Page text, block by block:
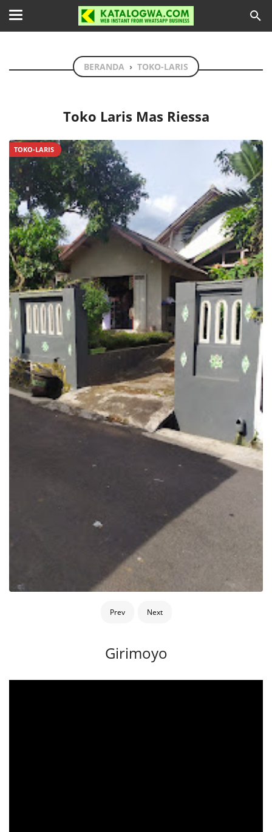
BERANDA › TOKO-LARIS
Toko Laris Mas Riessa
TOKO-LARIS
Prev Next
Girimoyo